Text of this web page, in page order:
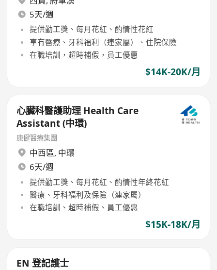
5天/週
提供勤工獎、每月花紅、酌情性花紅
享有醫療、牙科福利（連家屬）、住院保險
在職培訓，超時補假，員工優惠
$14K-20K/月
心臟科醫護助理 Health Care
Assistant (中環)
康健醫療集團
中西區, 中環
6天/週
提供勤工獎、每月花紅、酌情性年終花紅
醫療、牙科福利及保險（連家屬）
在職培訓、超時補假、員工優惠
$15K-18K/月
EN 登記護士